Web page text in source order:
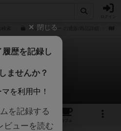
ソルトン・シー の通販/商品詳細
ン・シー
件の画像
8
カフェ
閉じる
歴を記録し
ませんか？
を利用中！
を記録する
ビューを読む